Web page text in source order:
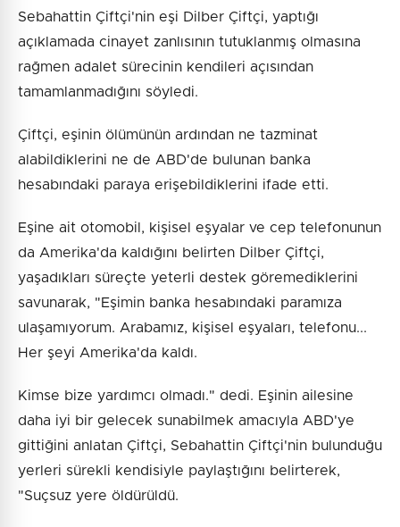
Sebahattin Çiftçi'nin eşi Dilber Çiftçi, yaptığı
açıklamada cinayet zanlısının tutuklanmış olmasına
rağmen adalet sürecinin kendileri açısından
tamamlanmadığını söyledi.
Çiftçi, eşinin ölümünün ardından ne tazminat
alabildiklerini ne de ABD'de bulunan banka
hesabındaki paraya erişebildiklerini ifade etti.
Eşine ait otomobil, kişisel eşyalar ve cep telefonunun
da Amerika'da kaldığını belirten Dilber Çiftçi,
yaşadıkları süreçte yeterli destek göremediklerini
savunarak, "Eşimin banka hesabındaki paramıza
ulaşamıyorum. Arabamız, kişisel eşyaları, telefonu...
Her şeyi Amerika'da kaldı.
Kimse bize yardımcı olmadı." dedi. Eşinin ailesine
daha iyi bir gelecek sunabilmek amacıyla ABD'ye
gittiğini anlatan Çiftçi, Sebahattin Çiftçi'nin bulunduğu
yerleri sürekli kendisiyle paylaştığını belirterek,
"Suçsuz yere öldürüldü.